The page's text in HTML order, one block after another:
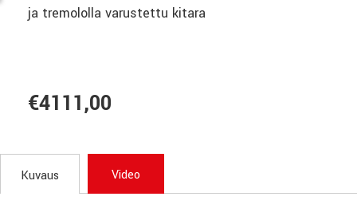
ja tremololla varustettu kitara
€4111,00
Kuvaus Video